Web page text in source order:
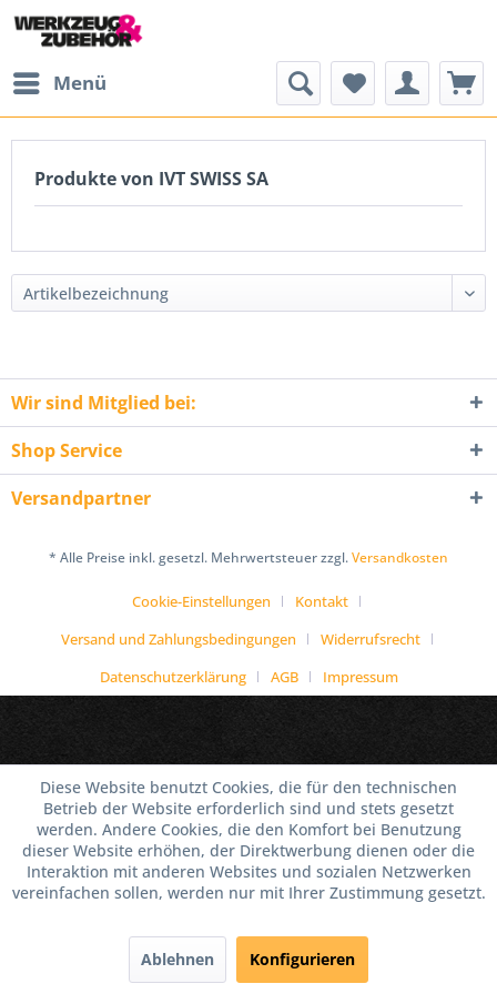
Menü
Produkte von IVT SWISS SA
Wir sind Mitglied bei:
Shop Service
Versandpartner
* Alle Preise inkl. gesetzl. Mehrwertsteuer zzgl.Versandkosten
Cookie-Einstellungen
Kontakt
Versand und Zahlungsbedingungen
Widerrufsrecht
Datenschutzerklärung
AGB Impressum
Diese Website benutzt Cookies, die für den technischen
Betrieb der Website erforderlich sind und stets gesetzt
werden. Andere Cookies, die den Komfort bei Benutzung
dieser Website erhöhen, der Direktwerbung dienen oder die
Interaktion mit anderen Websites und sozialen Netzwerken
vereinfachen sollen, werden nur mit Ihrer Zustimmung gesetzt.
Ablehnen Konfigurieren